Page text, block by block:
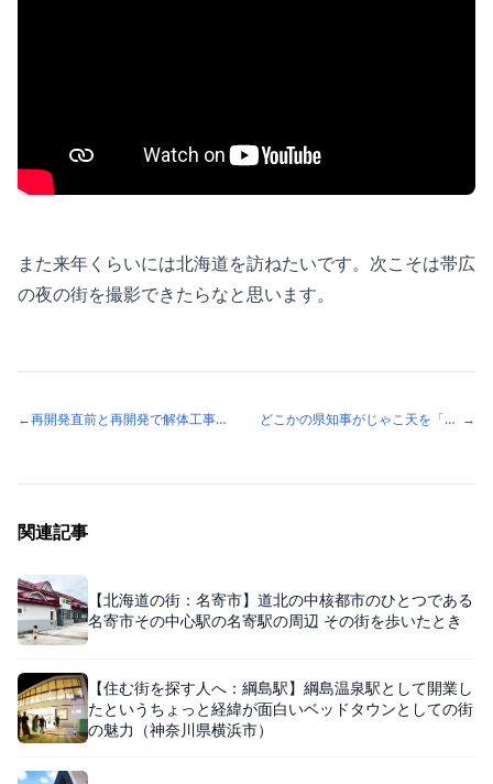
また来年くらいには北海道を訪ねたいです。次こそは帯広
の夜の街を撮影できたらなと思います。
← 再開発直前と再開発で解体工事開始直後の比較 京成立石駅の周辺を歩いた どこかの県知事がじゃこ天を「貧乏くさい」と言ったとか 松山の街を歩いたとき →
関連記事
【北海道の街：名寄市】道北の中核都市のひとつである
名寄市その中心駅の名寄駅の周辺 その街を歩いたとき
【住む街を探す人へ：綱島駅】綱島温泉駅として開業し
たというちょっと経緯が面白いベッドタウンとしての街
の魅力（神奈川県横浜市）